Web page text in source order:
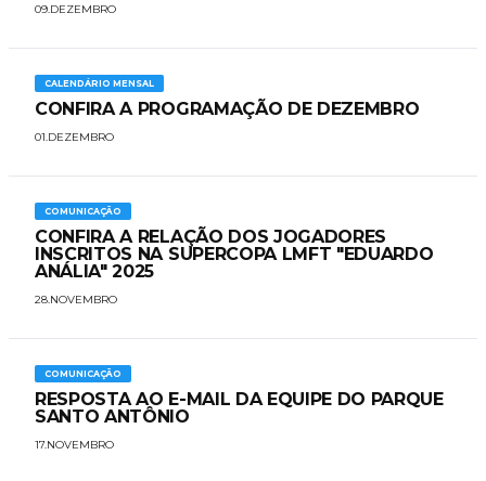
09.DEZEMBRO
CALENDÁRIO MENSAL
CONFIRA A PROGRAMAÇÃO DE DEZEMBRO
01.DEZEMBRO
COMUNICAÇÃO
CONFIRA A RELAÇÃO DOS JOGADORES
INSCRITOS NA SUPERCOPA LMFT "EDUARDO
ANÁLIA" 2025
28.NOVEMBRO
COMUNICAÇÃO
RESPOSTA AO E-MAIL DA EQUIPE DO PARQUE
SANTO ANTÔNIO
17.NOVEMBRO